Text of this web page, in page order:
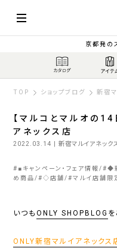
京都発の
TOP ショップブログ 新宿
【マルコとマルオの
アネックス店
2022.03.14 | 新宿マルイアネック
# ■キャンペーン・フェア情報 #◆
め商品 #◇店舗 #マルイ店舗限
いつもONLY SHOPBLOG
ONLY新宿マルイアネックス